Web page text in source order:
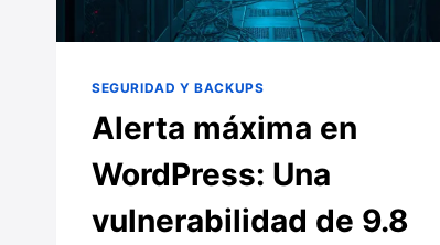
SEGURIDAD Y BACKUPS
Alerta máxima en
WordPress: Una
vulnerabilidad de 9.8